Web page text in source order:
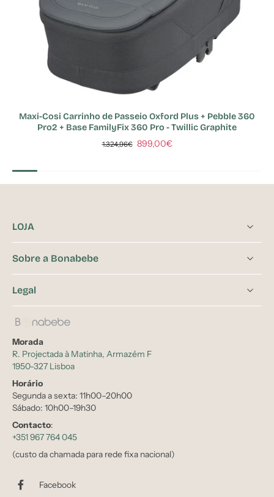
Maxi-Cosi Carrinho de Passeio Oxford Plus + Pebble 360
Pro2 + Base FamilyFix 360 Pro - Twillic Graphite
1.324,96€ 899,00€
LOJA
Sobre a Bonabebe
Legal
Morada
R. Projectada à Matinha, Armazém F
1950-327 Lisboa
Horário
Segunda a sexta: 11h00–20h00
Sábado: 10h00–19h30
Contacto:
+351 967 764 045
(custo da chamada para rede fixa nacional)
Facebook